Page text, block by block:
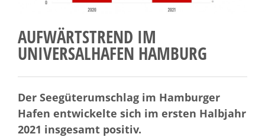
AUFWÄRTSTREND IM
UNIVERSALHAFEN HAMBURG
Der Seegüterumschlag im Hamburger
Hafen entwickelte sich im ersten Halbjahr
2021 insgesamt positiv.